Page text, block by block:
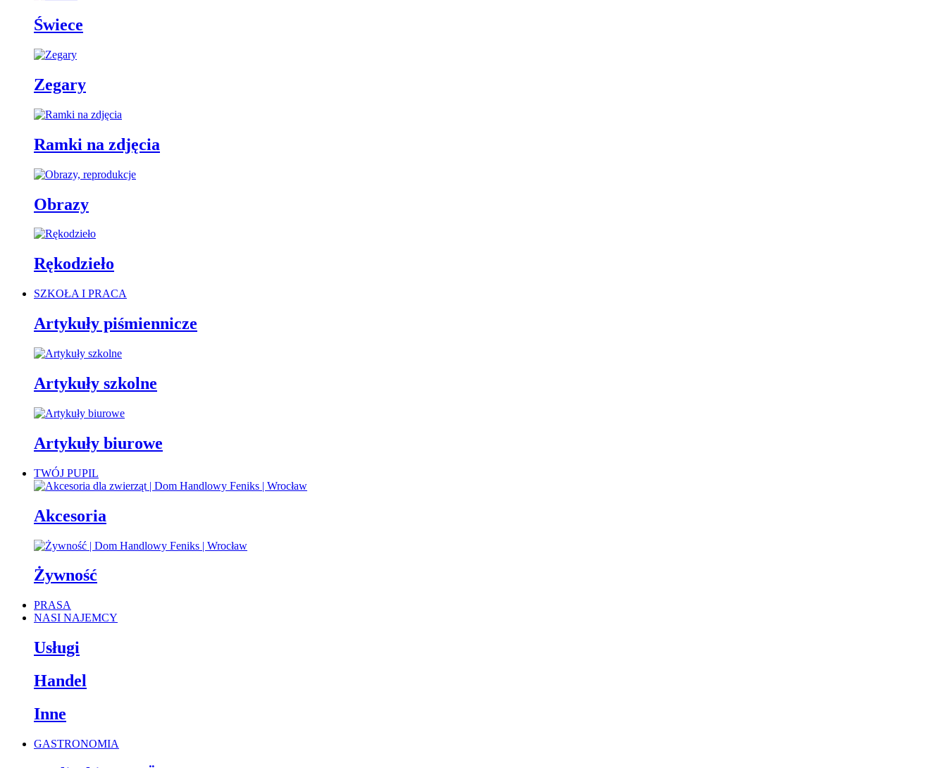
Świece
Zegary
Ramki na zdjęcia
Obrazy
Rękodzieło
SZKOŁA I PRACA
Artykuły piśmiennicze
Artykuły szkolne
Artykuły biurowe
TWÓJ PUPIL
Akcesoria
Żywność
PRASA
NASI NAJEMCY
Usługi
Handel
Inne
GASTRONOMIA